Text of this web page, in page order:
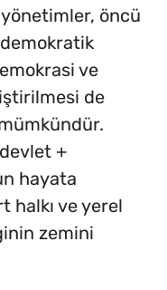
öncü
ve
de
+
hayata
halkı ve yerel
zemini